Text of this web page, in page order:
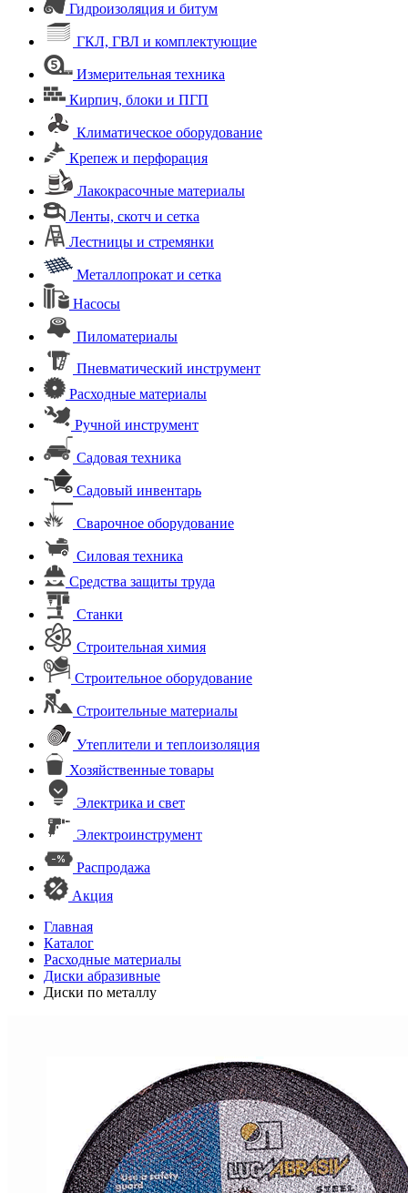
Гидроизоляция и битум
ГКЛ, ГВЛ и комплектующие
Измерительная техника
Кирпич, блоки и ПГП
Климатическое оборудование
Крепеж и перфорация
Лакокрасочные материалы
Ленты, скотч и сетка
Лестницы и стремянки
Металлопрокат и сетка
Насосы
Пиломатериалы
Пневматический инструмент
Расходные материалы
Ручной инструмент
Садовая техника
Садовый инвентарь
Сварочное оборудование
Силовая техника
Средства защиты труда
Станки
Строительная химия
Строительное оборудование
Строительные материалы
Утеплители и теплоизоляция
Хозяйственные товары
Электрика и свет
Электроинструмент
Распродажа
Акция
Главная
Каталог
Расходные материалы
Диски абразивные
Диски по металлу